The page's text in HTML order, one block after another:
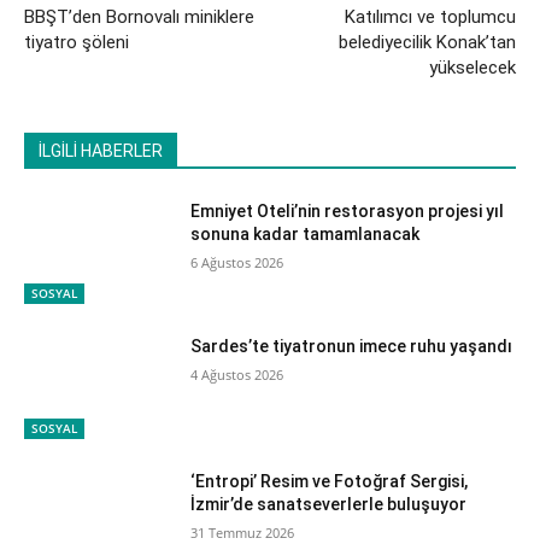
BBŞT’den Bornovalı miniklere
tiyatro şöleni
Katılımcı ve toplumcu
belediyecilik Konak’tan
yükselecek
İLGİLİ HABERLER
SOSYAL
Emniyet Oteli’nin restorasyon projesi yıl
sonuna kadar tamamlanacak
6 Ağustos 2026
SOSYAL
Sardes’te tiyatronun imece ruhu yaşandı
4 Ağustos 2026
‘Entropi’ Resim ve Fotoğraf Sergisi,
İzmir’de sanatseverlerle buluşuyor
31 Temmuz 2026